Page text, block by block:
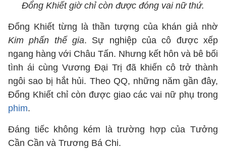
Đổng Khiết giờ chỉ còn được đóng vai nữ thứ.
Đổng Khiết từng là thần tượng của khán giả nhờ
Kim phấn thế gia. Sự nghiệp của cô được xếp
ngang hàng với Châu Tấn. Nhưng kết hôn và bê bối
tình ái cùng Vương Đại Trị đã khiến cô trở thành
ngôi sao bị hắt hủi. Theo QQ, những năm gần đây,
Đổng Khiết chỉ còn được giao các vai nữ phụ trong
phim.
Đáng tiếc không kém là trường hợp của Tưởng
Cần Cần và Trương Bá Chi.